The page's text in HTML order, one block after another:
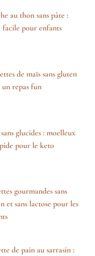
au thon sans pâte :
facile pour enfants
de maïs sans gluten
repas fun
glucides : moelleux
pour le keto
gourmandes sans
et sans lactose pour les
de pain au sarrasin :